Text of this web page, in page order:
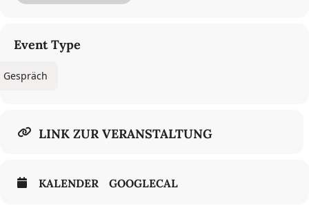
Im Rahmen des Festivals „Rosa150. Eine Ermutigung in Zeiten der
Stiftung
Event Type
Gespräch
LINK ZUR VERANSTALTUNG
KALENDER GOOGLECAL